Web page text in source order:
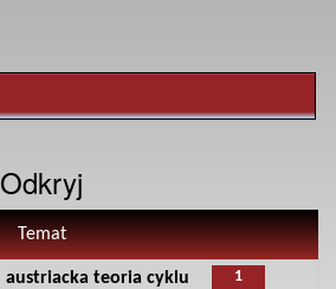
Odkryj
Temat
1
austriacka teoria cyklu